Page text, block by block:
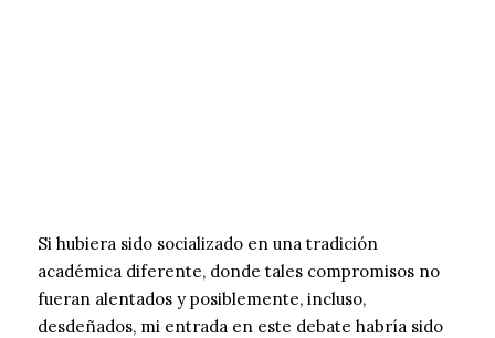
Si hubiera sido socializado en una tradición
académica diferente, donde tales compromisos no
fueran alentados y posiblemente, incluso,
desdeñados, mi entrada en este debate habría sido